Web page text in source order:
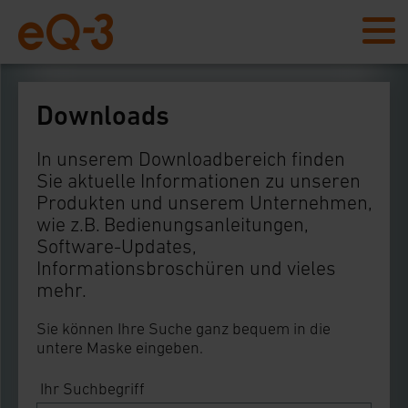
Downloads
In unserem Downloadbereich finden
Sie aktuelle Informationen zu unseren
Produkten und unserem Unternehmen,
wie z.B. Bedienungsanleitungen,
Software-Updates,
Informationsbroschüren und vieles
mehr.
Sie können Ihre Suche ganz bequem in die
untere Maske eingeben.
Ihr Suchbegriff